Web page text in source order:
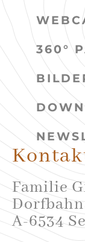
360°
Familie
A-6534